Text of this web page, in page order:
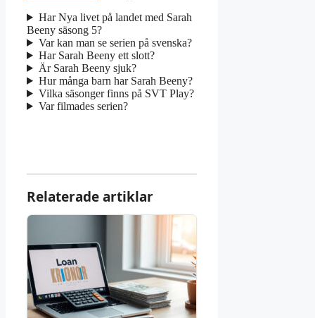
Har Nya livet på landet med Sarah
Beeny säsong 5?
Var kan man se serien på svenska?
Har Sarah Beeny ett slott?
Är Sarah Beeny sjuk?
Hur många barn har Sarah Beeny?
Vilka säsonger finns på SVT Play?
Var filmades serien?
Relaterade artiklar